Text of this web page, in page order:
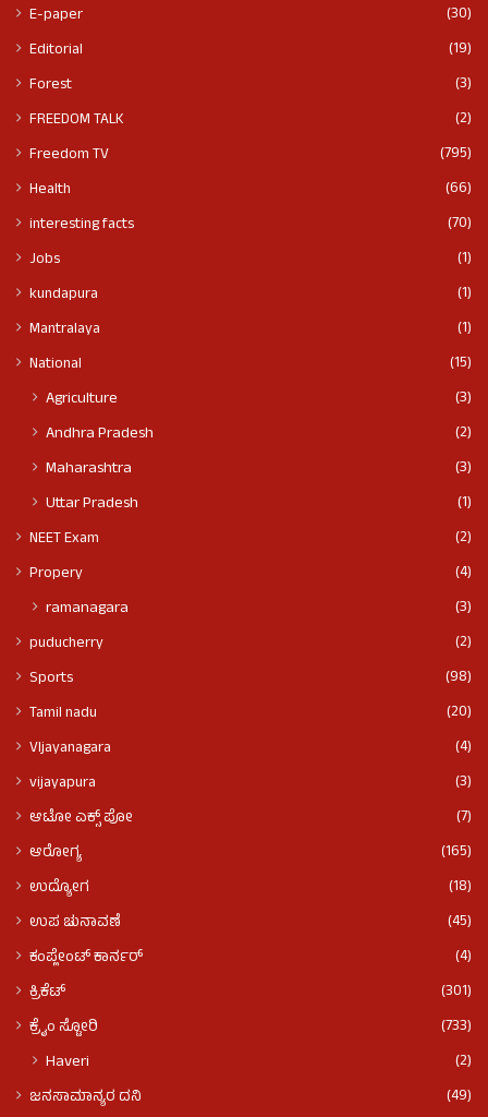
E-paper
(30)
Editorial
(19)
Forest
(3)
FREEDOM TALK
(2)
Freedom TV
(795)
Health
(66)
interesting facts
(70)
Jobs
(1)
kundapura
(1)
Mantralaya
(1)
National
(15)
Agriculture
(3)
Andhra Pradesh
(2)
Maharashtra
(3)
Uttar Pradesh
(1)
NEET Exam
(2)
Propery
(4)
ramanagara (3)
puducherry
(2)
Sports
(98)
Tamil nadu
(20)
VIjayanagara
(4)
vijayapura
(3)
ಆಟೋ ಎಕ್ಸ್ ಪೋ
(7)
ಆರೋಗ್ಯ
(165)
ಉದ್ಯೋಗ
(18)
ಉಪ ಚುನಾವಣೆ
(45)
ಕಂಪ್ಲೇಂಟ್ ಕಾರ್ನರ್
(4)
ಕ್ರಿಕೆಟ್
(301)
ಕ್ರೈಂ ಸ್ಟೋರಿ
(733)
Haveri (2)
ಜನಸಾಮಾನ್ಯರ ದನಿ
(49)